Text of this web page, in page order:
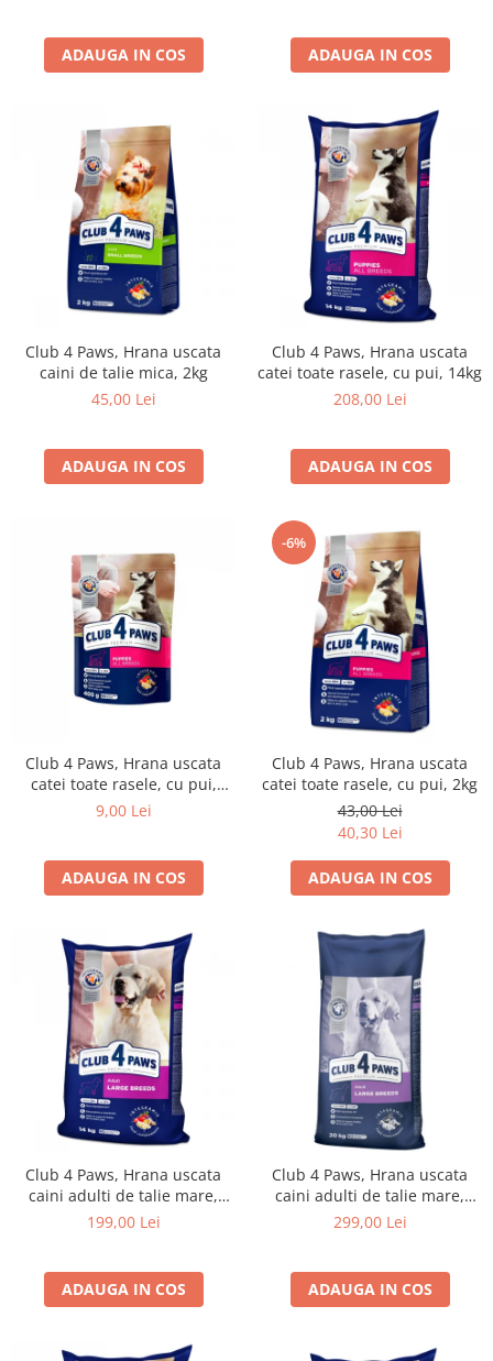
ADAUGA IN COS ADAUGA IN COS
Club 4 Paws, Hrana uscata
caini de talie mica, 2kg
45,00 Lei
ADAUGA IN COS
Club 4 Paws, Hrana uscata
catei toate rasele, cu pui, 14kg
208,00 Lei
ADAUGA IN COS
Club 4 Paws, Hrana uscata
catei toate rasele, cu pui,
400g
9,00 Lei
ADAUGA IN COS
-6%
Club 4 Paws, Hrana uscata
catei toate rasele, cu pui, 2kg
43,00 Lei
40,30 Lei
ADAUGA IN COS
Club 4 Paws, Hrana uscata
caini adulti de talie mare,
14kg
199,00 Lei
ADAUGA IN COS
Club 4 Paws, Hrana uscata
caini adulti de talie mare,
20kg
299,00 Lei
ADAUGA IN COS